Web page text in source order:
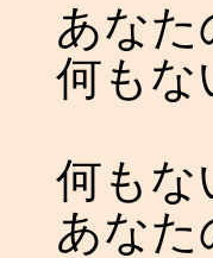
あなた
何もな
何もな
あなた